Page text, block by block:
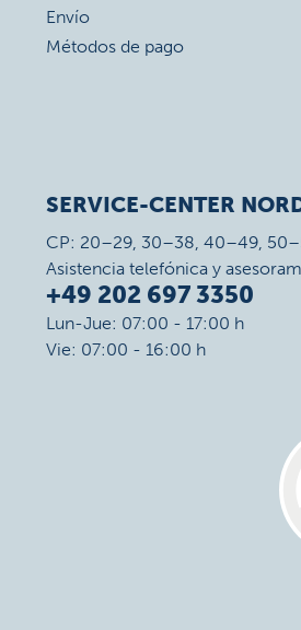
Envío
Métodos de pago
SERVICE-CENTER
CP: 20–29, 30–38, 40–49,
Asistencia telefónica y
+49 202 697 3350
Lun-Jue: 07:00 - 17:00 h
Vie: 07:00 - 16:00 h